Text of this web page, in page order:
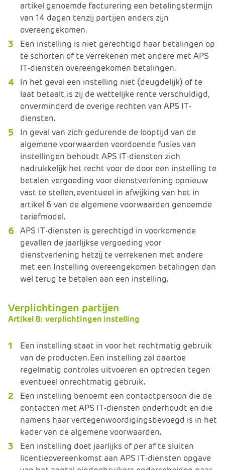
artikel genoemde facturering een betalingstermijn
van 14 dagen tenzij partijen anders zijn
overeengekomen.
Een instelling is niet gerechtigd haar betalingen op
te schorten of te verrekenen met andere met APS
IT-diensten overeengekomen betalingen.
In het geval een instelling niet (deugdelijk) of te
laat betaalt, is zij de wettelijke rente verschuldigd,
onverminderd de overige rechten van APS IT-
diensten.
In geval van zich gedurende de looptijd van de
algemene voorwaarden voordoende fusies van
instellingen behoudt APS IT-diensten zich
nadrukkelijk het recht voor de door een instelling te
betalen vergoeding voor dienstverlening opnieuw
vast te stellen, eventueel in afwijking van het in
artikel 6 van de algemene voorwaarden genoemde
tariefmodel.
APS IT-diensten is gerechtigd in voorkomende
gevallen de jaarlijkse vergoeding voor
dienstverlening hetzij te verrekenen met andere
met een Instelling overeengekomen betalingen dan
wel terug te betalen aan een instelling.
Verplichtingen partijen
Artikel 8: verplichtingen instelling
Een instelling staat in voor het rechtmatig gebruik
van de producten. Een instelling zal daartoe
regelmatig controles uitvoeren en optreden tegen
eventueel onrechtmatig gebruik.
Een instelling benoemt een contactpersoon die de
contacten met APS IT-diensten onderhoudt en die
namens haar vertegenwoordigingsbevoegd is in het
kader van de algemene voorwaarden.
Een instelling doet jaarlijks of per af te sluiten
licentieovereenkomst aan APS IT-diensten opgave